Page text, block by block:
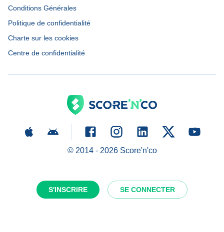
S'INSCRIRE SE CONNECTER
Conditions Générales
Politique de confidentialité
Charte sur les cookies
Centre de confidentialité
© 2014 - 2026Score'n'co